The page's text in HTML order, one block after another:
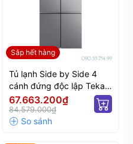
Sắp hết hàng
Tủ lạnh Side by Side 4
cánh đứng độc lập Teka
RMF 77920 EU SS
67.663.200₫
84.579.000₫